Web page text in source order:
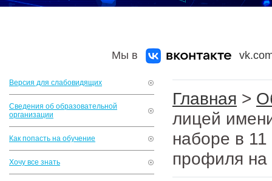
Мы в
Версия для слабовидящих
Сведения об образовательной
организации
Как попасть на обучение
Хочу все знать
Главная >
лицей
наборе в 11
профиля на